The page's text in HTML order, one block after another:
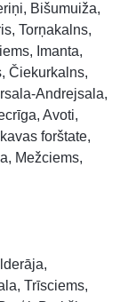
Bišumuiža,
Torņakalns,
Imanta,
Čiekurkalns,
Andrejsala,
Avoti,
forštate,
Mežciems,
Trīsciems,